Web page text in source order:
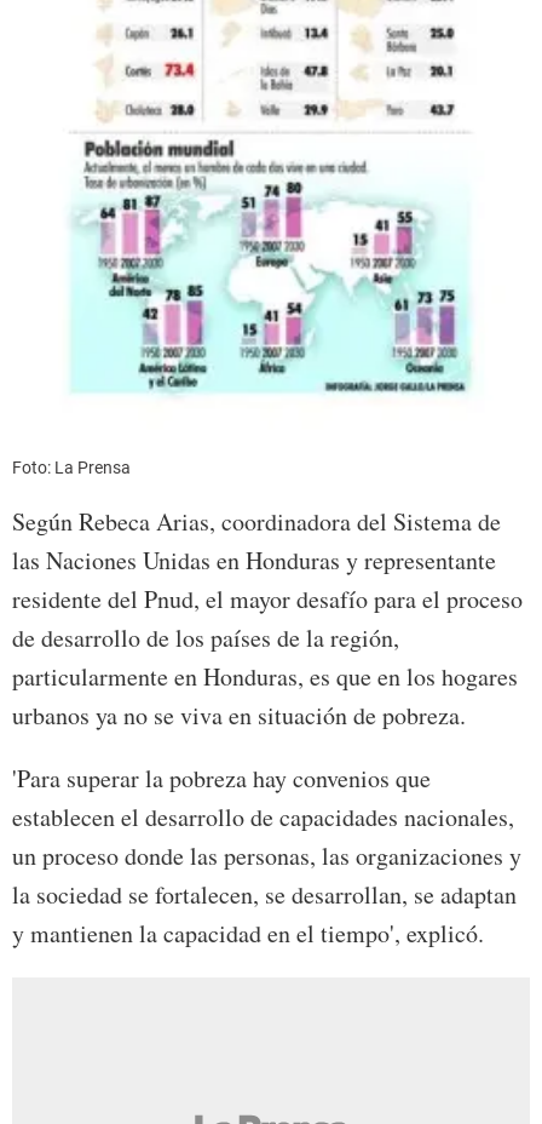
Foto: La Prensa
Según Rebeca Arias, coordinadora del Sistema de
las Naciones Unidas en Honduras y representante
residente del Pnud, el mayor desafío para el proceso
de desarrollo de los países de la región,
particularmente en Honduras, es que en los hogares
urbanos ya no se viva en situación de pobreza.
'Para superar la pobreza hay convenios que
establecen el desarrollo de capacidades nacionales,
un proceso donde las personas, las organizaciones y
la sociedad se fortalecen, se desarrollan, se adaptan
y mantienen la capacidad en el tiempo', explicó.